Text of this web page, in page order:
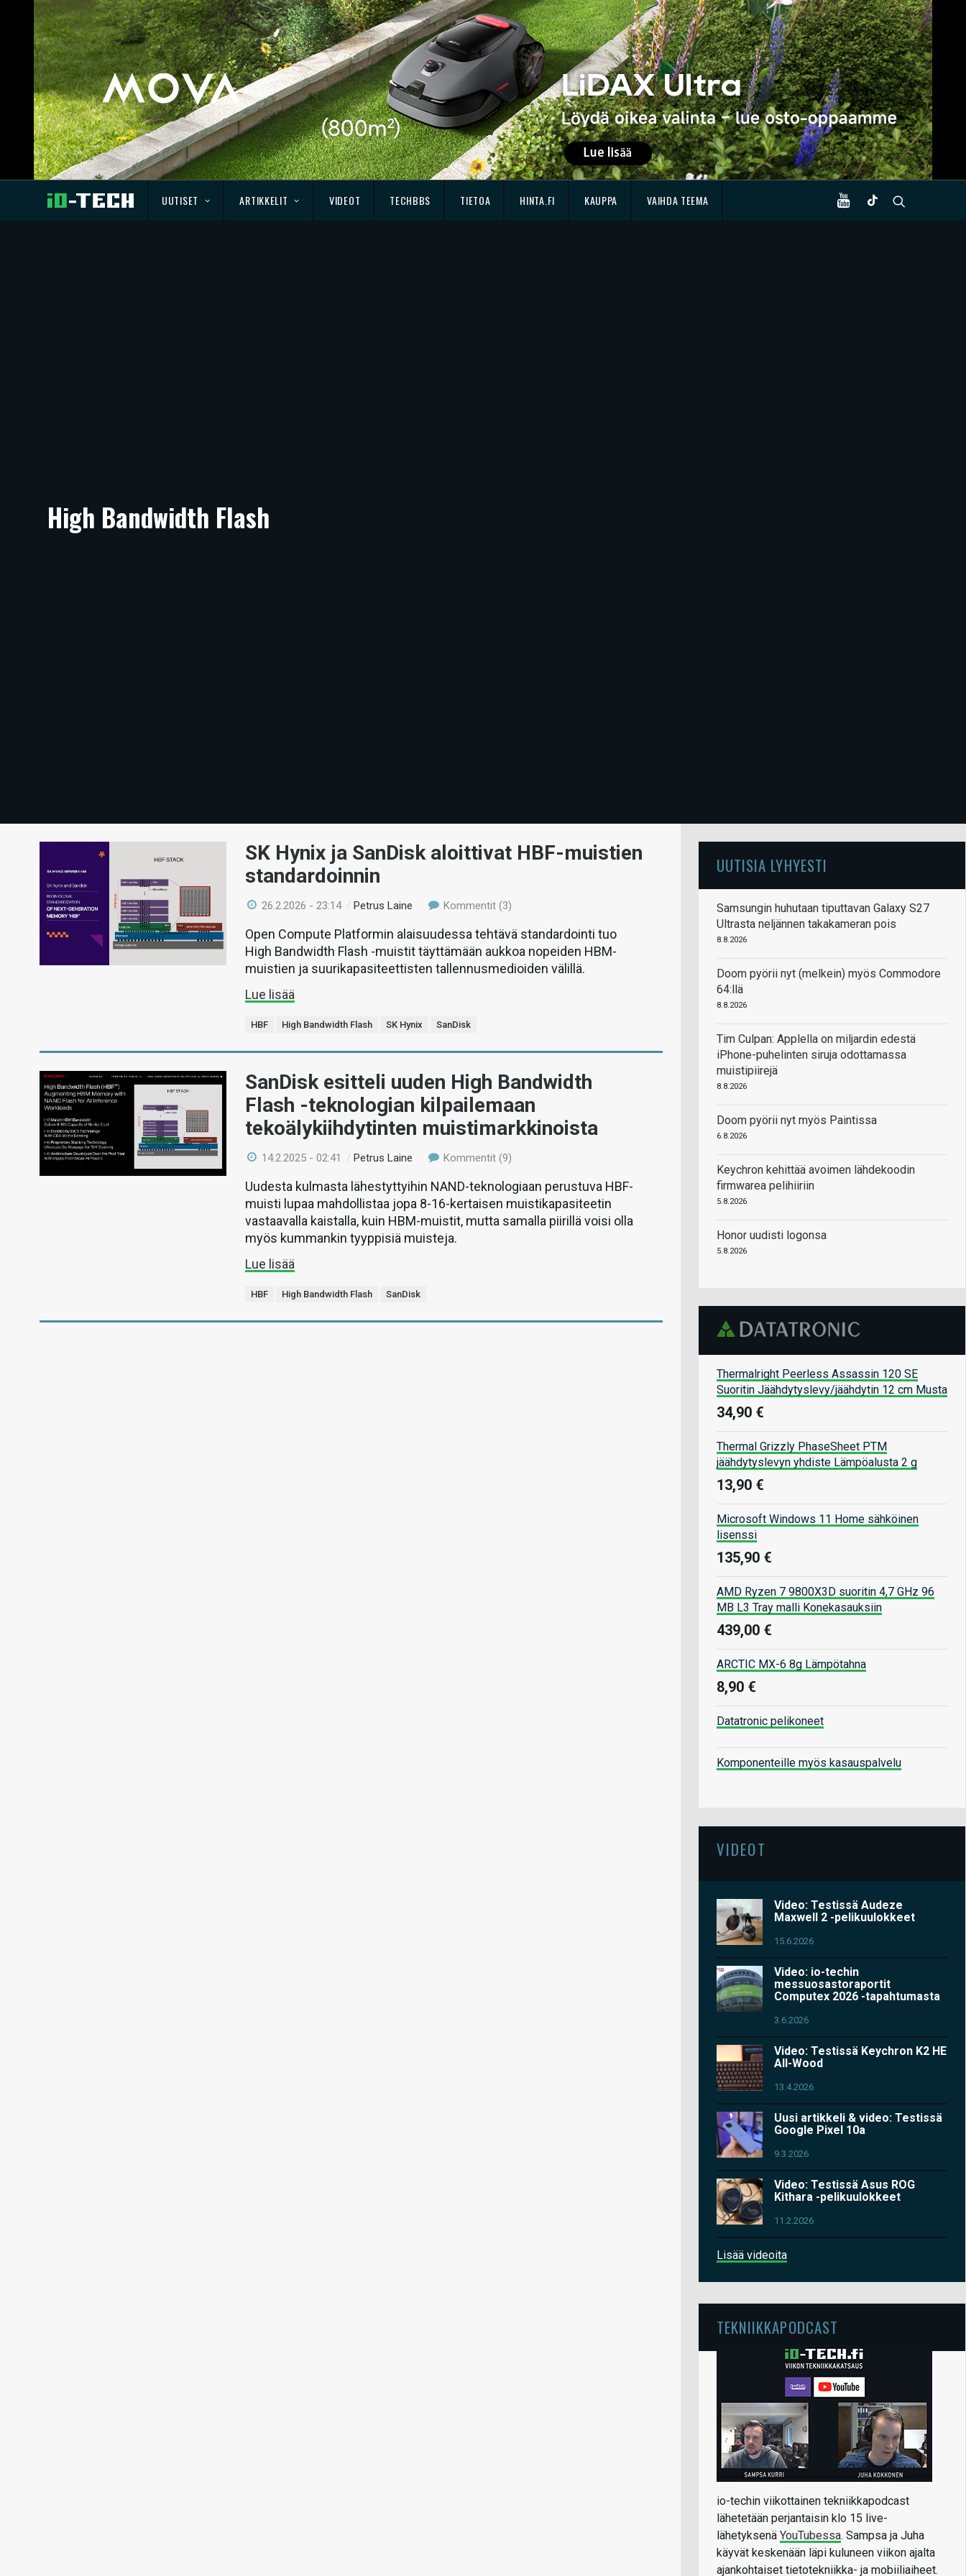
UUTISET ARTIKKELIT VIDEOT TECHBBS TIETOA HINTA.FI KAUPPA VAIHDA TEEMA
High Bandwidth Flash
SK Hynix ja SanDisk aloittivat HBF-muistien
standardoinnin
26.2.2026 - 23:14 /Petrus Laine Kommentit (3)
Open Compute Platformin alaisuudessa tehtävä standardointi tuo
High Bandwidth Flash -muistit täyttämään aukkoa nopeiden HBM-
muistien ja suurikapasiteettisten tallennusmedioiden välillä.
Lue lisää
HBF High Bandwidth Flash SK Hynix SanDisk
SanDisk esitteli uuden High Bandwidth
Flash -teknologian kilpailemaan
tekoälykiihdytinten muistimarkkinoista
14.2.2025 - 02:41 /Petrus Laine Kommentit (9)
Uudesta kulmasta lähestyttyihin NAND-teknologiaan perustuva HBF-
muisti lupaa mahdollistaa jopa 8-16-kertaisen muistikapasiteetin
vastaavalla kaistalla, kuin HBM-muistit, mutta samalla piirillä voisi olla
myös kummankin tyyppisiä muisteja.
Lue lisää
HBF High Bandwidth Flash SanDisk
UUTISIA LYHYESTI
Samsungin huhutaan tiputtavan Galaxy S27
Ultrasta neljännen takakameran pois
8.8.2026
Doom pyörii nyt (melkein) myös Commodore
64:llä
8.8.2026
Tim Culpan: Applella on miljardin edestä
iPhone-puhelinten siruja odottamassa
muistipiirejä
8.8.2026
Doom pyörii nyt myös Paintissa
6.8.2026
Keychron kehittää avoimen lähdekoodin
firmwarea pelihiiriin
5.8.2026
Honor uudisti logonsa
5.8.2026
Thermalright Peerless Assassin 120 SE
Suoritin Jäähdytyslevy/jäähdytin 12 cm Musta
34,90 €
Thermal Grizzly PhaseSheet PTM
jäähdytyslevyn yhdiste Lämpöalusta 2 g
13,90 €
Microsoft Windows 11 Home sähköinen
lisenssi
135,90 €
AMD Ryzen 7 9800X3D suoritin 4,7 GHz 96
MB L3 Tray malli Konekasauksiin
439,00 €
ARCTIC MX-6 8g Lämpötahna
8,90 €
Datatronic pelikoneet
Komponenteille myös kasauspalvelu
VIDEOT
Video: Testissä Audeze
Maxwell 2 -pelikuulokkeet
15.6.2026
Video: io-techin
messuosastoraportit
Computex 2026 -tapahtumasta
3.6.2026
Video: Testissä Keychron K2 HE
All-Wood
13.4.2026
Uusi artikkeli & video: Testissä
Google Pixel 10a
9.3.2026
Video: Testissä Asus ROG
Kithara -pelikuulokkeet
11.2.2026
Lisää videoita
TEKNIIKKAPODCAST
io-techin viikottainen tekniikkapodcast
lähetetään perjantaisin klo 15 live-
lähetyksenä YouTubessa. Sampsa ja Juha
käyvät keskenään läpi kuluneen viikon ajalta
ajankohtaiset tietotekniikka- ja mobiiliaiheet.